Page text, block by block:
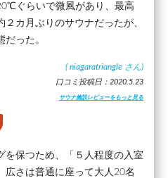
ぐらいで微風があり、最高
カ月ぶりのサウナだったが、
った。
( niagaratriangle さん)
口コミ投稿日：2020.5.23
サウナ施設レビューをもっと見る
を保つため、「５人程度の入室
広さは普通に座って大人20名